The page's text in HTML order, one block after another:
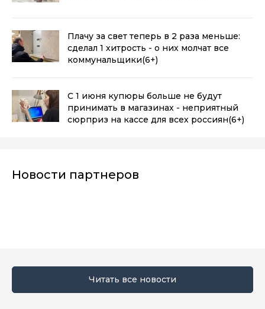
Плачу за свет теперь в 2 раза меньше:
сделал 1 хитрость - о них молчат все
коммунальщики(6+)
С 1 июня купюры больше не будут
принимать в магазинах - неприятный
сюрприз на кассе для всех россиян(6+)
Новости партнеров
Читать все новости